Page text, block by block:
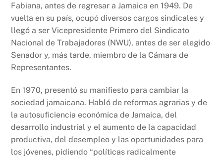
Fabiana, antes de regresar a Jamaica en 1949. De
vuelta en su país, ocupó diversos cargos sindicales y
llegó a ser Vicepresidente Primero del Sindicato
Nacional de Trabajadores (NWU), antes de ser elegido
Senador y, más tarde, miembro de la Cámara de
Representantes.
En 1970, presentó su manifiesto para cambiar la
sociedad jamaicana. Habló de reformas agrarias y de
la autosuficiencia económica de Jamaica, del
desarrollo industrial y el aumento de la capacidad
productiva, del desempleo y las oportunidades para
los jóvenes, pidiendo “políticas radicalmente